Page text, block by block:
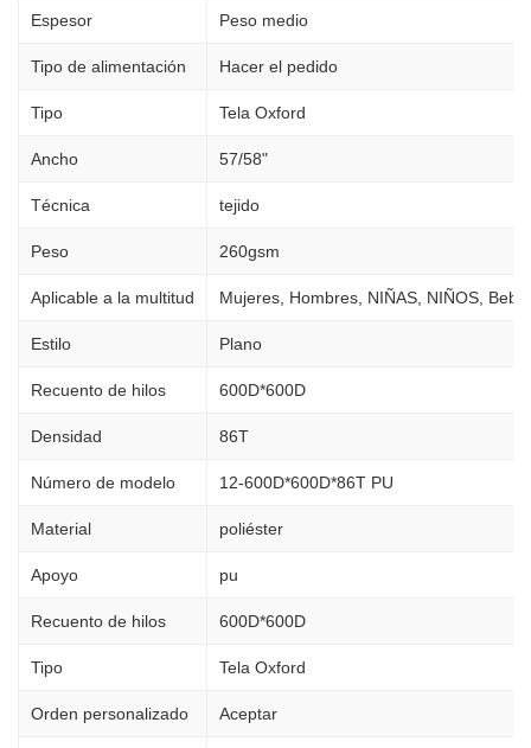
Espesor Peso medio
Tipo de alimentación Hacer el pedido
Tipo Tela Oxford
Ancho 57/58"
Técnica tejido
Peso 260gsm
Aplicable a la multitud Mujeres, Hombres, NIÑAS, NIÑOS,
Estilo Plano
Recuento de hilos 600D*600D
Densidad 86T
Número de modelo 12-600D*600D*86T PU
Material poliéster
Apoyo pu
Recuento de hilos 600D*600D
Tipo Tela Oxford
Orden personalizado Aceptar